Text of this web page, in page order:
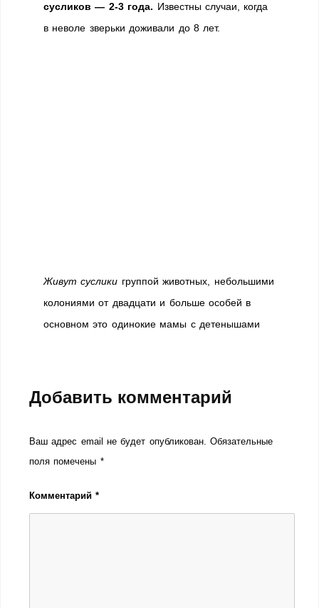
сусликов — 2-3 года. Известны случаи, когда
в неволе зверьки доживали до 8 лет.
Живут суслики группой животных, небольшими
колониями от двадцати и больше особей в
основном это одинокие мамы с детенышами
Добавить комментарий
Ваш адрес email не будет опубликован. Обязательные
поля помечены *
Комментарий*